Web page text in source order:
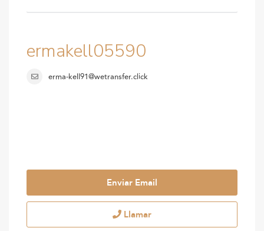
ermakell05590
erma-kell91@wetransfer.click
Enviar Email
Llamar